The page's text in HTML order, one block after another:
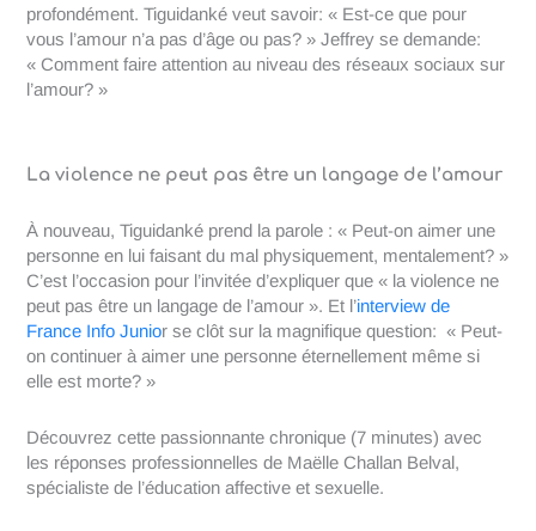
profondément. Tiguidanké veut savoir: « Est-ce que pour
vous l’amour n’a pas d’âge ou pas? » Jeffrey se demande:
« Comment faire attention au niveau des réseaux sociaux sur
l’amour? »
La violence ne peut pas être un langage de l’amour
À nouveau, Tiguidanké prend la parole : « Peut-on aimer une
personne en lui faisant du mal physiquement, mentalement? »
C’est l’occasion pour l’invitée d’expliquer que « la violence ne
peut pas être un langage de l’amour ». Et l’interview de
France Info Junior se clôt sur la magnifique question: « Peut-
on continuer à aimer une personne éternellement même si
elle est morte? »
Découvrez cette passionnante chronique (7 minutes) avec
les réponses professionnelles de Maëlle Challan Belval,
spécialiste de l’éducation affective et sexuelle.